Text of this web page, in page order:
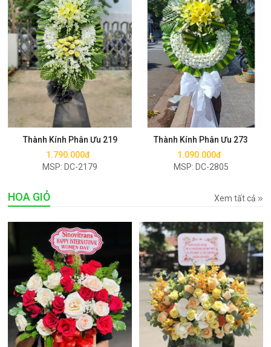
Thành Kính Phân Ưu 219
1.790.000đ
MSP: DC-2179
Mua ngay
Thành Kính Phân Ưu 273
1.090.000đ
MSP: DC-2805
Mua ngay
HOA GIỎ Xem tất cả